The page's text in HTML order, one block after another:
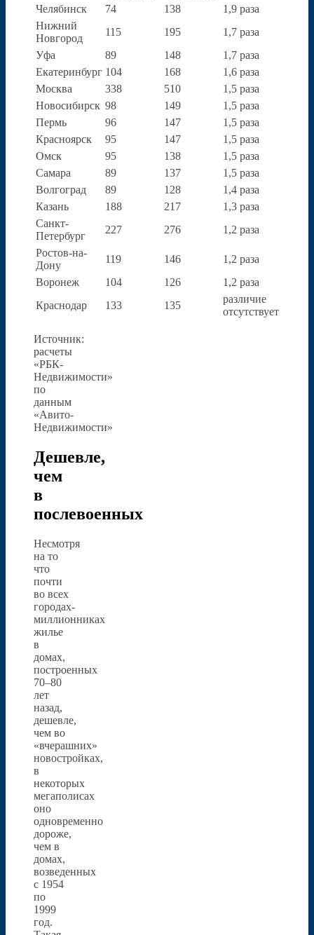
Челябинск 74 138
1,9 раза
Нижний
Новгород
115 195
1,7 раза
Уфа
89 148
1,7 раза
Екатеринбург 104 168
1,6 раза
Москва
338 510
1,5 раза
Новосибирск 98 149
1,5 раза
Пермь
96 147
1,5 раза
Красноярск
95 147
1,5 раза
Омск
95 138
1,5 раза
Самара
89 137
1,5 раза
Волгоград
89 128
1,4 раза
Казань
188 217
1,3 раза
Санкт-
Петербург
227 276
1,2 раза
Ростов-на-
Дону
119 146
1,2 раза
Воронеж
104 126
1,2 раза
Краснодар
133 135
различие
отсутствует
Источник:
расчеты
«РБК-
Недвижимости»
по
данным
«Авито-
Недвижимости»
Дешевле,
чем
в
послевоенных
Несмотря
на то
что
почти
во всех
городах-
миллионниках
жилье
в
домах,
построенных
70–80
лет
назад,
дешевле,
чем во
«вчерашних»
новостройках,
в
некоторых
мегаполисах
оно
одновременно
дороже,
чем в
домах,
возведенных
с 1954
по
1999
год.